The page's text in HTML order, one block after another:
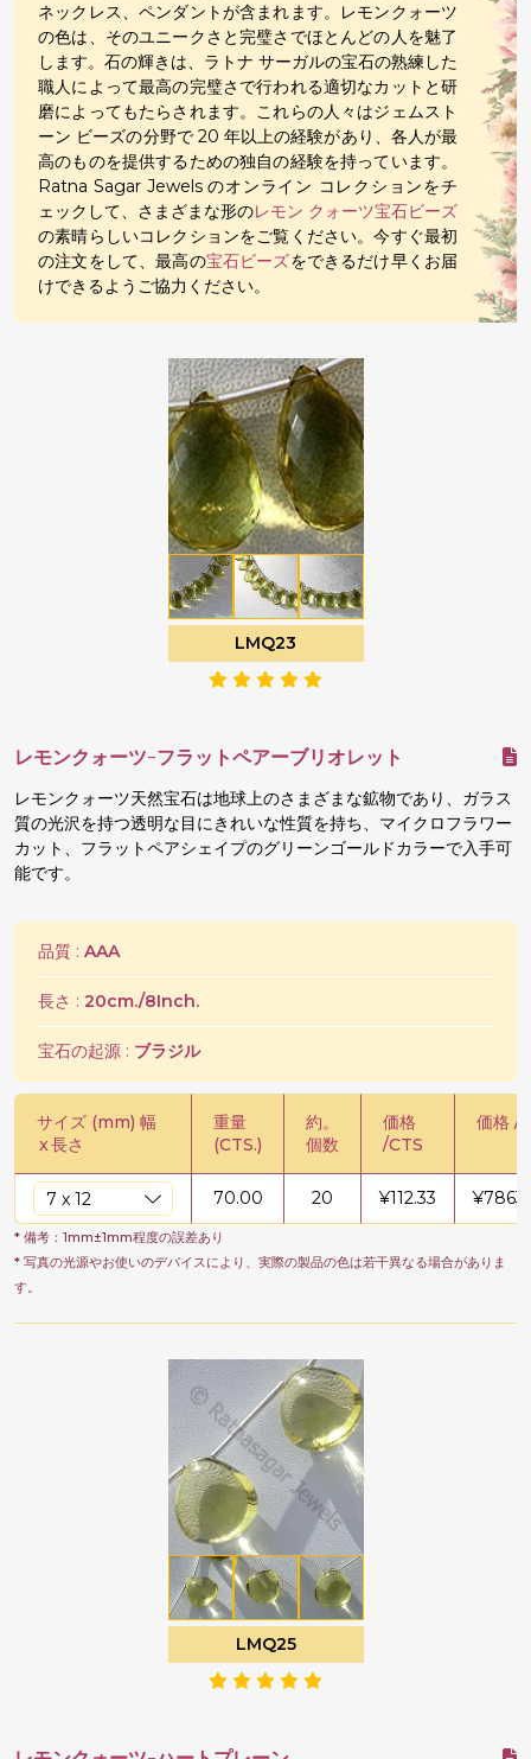
ネックレス、ペンダントが含まれます。レモンクォーツ
の色は、そのユニークさと完璧さでほとんどの人を魅了
します。石の輝きは、ラトナ サーガルの宝石の熟練した
職人によって最高の完璧さで行われる適切なカットと研
磨によってもたらされます。これらの人々はジェムスト
ーン ビーズの分野で 20 年以上の経験があり、各人が最
高のものを提供するための独自の経験を持っています。
Ratna Sagar Jewels のオンライン コレクションをチ
ェックして、さまざまな形のレモン クォーツ宝石ビーズ
の素晴らしいコレクションをご覧ください。今すぐ最初
の注文をして、最高の宝石ビーズをできるだけ早くお届
けできるようご協力ください。
LMQ23
レモンクォーツ-フラットペアーブリオレット
レモンクォーツ天然宝石は地球上のさまざまな鉱物であり、ガラス
質の光沢を持つ透明な目にきれいな性質を持ち、マイクロフラワー
カット、フラットペアシェイプのグリーンゴールドカラーで入手可
能です。
品質 : AAA
長さ : 20cm./8Inch.
宝石の起源 : ブラジル
サイズ (mm) 幅
x長さ
重量
(CTS.)
約。
個数
価格
/CTS
価格 /
70.00 20 ¥112.33 ¥
* 備考：1mm±1mm程度の誤差あり
* 写真の光源やお使いのデバイスにより、実際の製品の色は若干異なる場合がありま
す。
LMQ25